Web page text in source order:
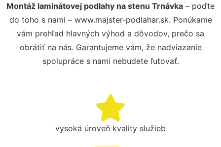
Montáž laminátovej podlahy na stenu Trnávka – poďte
do toho s nami – www.majster-podlahar.sk. Ponúkame
vám prehľad hlavných výhod a dôvodov, prečo sa
obrátiť na nás. Garantujeme vám, že nadviazanie
spolupráce s nami nebudete ľutovať.
vysoká úroveň kvality služieb